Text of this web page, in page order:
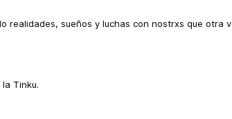
realidades, sueños y luchas con nostrxs que
Tinku.